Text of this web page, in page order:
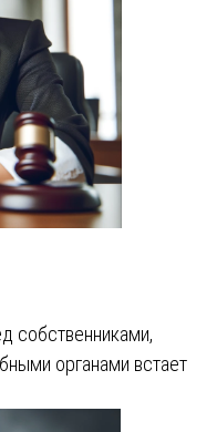
собственниками,
органами встает